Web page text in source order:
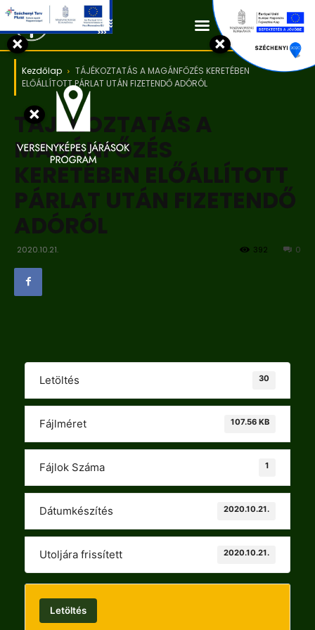
Kapcsolat
Kezdőlap
TÁJÉKOZTATÁS A MAGÁNFŐZÉS KERETÉBEN
ELŐÁLLÍTOTT PÁRLAT UTÁN FIZETENDŐ ADÓRÓL
TÁJÉKOZTATÁS A
MAGÁNFŐZÉS
KERETÉBEN ELŐÁLLÍTOTT
PÁRLAT UTÁN FIZETENDŐ
ADÓRÓL
2020.10.21. 0
392
Letöltés 30
Fájlméret 107.56 KB
Fájlok Száma 1
Dátumkészítés 2020.10.21.
Utoljára frissített 2020.10.21.
Letöltés
×
×
×